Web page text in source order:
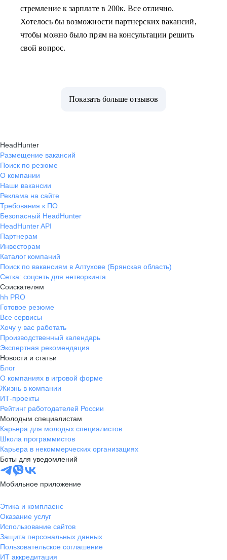
стремление к зарплате в 200к. Все отлично.
Хотелось бы возможности партнерских вакансий,
чтобы можно было прям на консультации решить
свой вопрос.
Показать больше отзывов
HeadHunter
Размещение вакансий
Поиск по резюме
О компании
Наши вакансии
Реклама на сайте
Требования к ПО
Безопасный HeadHunter
HeadHunter API
Партнерам
Инвесторам
Каталог компаний
Поиск по вакансиям в Алтухове (Брянская область)
Сетка: соцсеть для нетворкинга
Соискателям
hh PRO
Готовое резюме
Все сервисы
Хочу у вас работать
Производственный календарь
Экспертная рекомендация
Новости и статьи
Блог
О компаниях в игровой форме
Жизнь в компании
ИТ-проекты
Рейтинг работодателей России
Молодым специалистам
Карьера для молодых специалистов
Школа программистов
Карьера в некоммерческих организациях
Боты для уведомлений
Мобильное приложение
Этика и комплаенс
Оказание услуг
Использование сайтов
Защита персональных данных
Пользовательское соглашение
ИТ аккредитация